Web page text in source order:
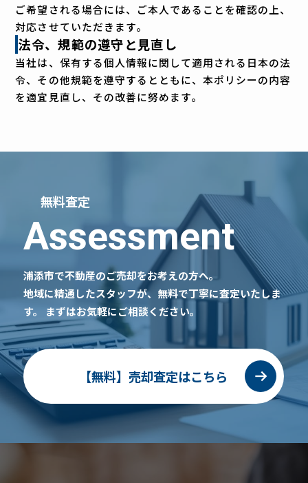
ご希望される場合には、ご本人であることを確認の上、
対応させていただきます。
法令、規範の遵守と見直し
当社は、保有する個人情報に関して適用される日本の法
令、その他規範を遵守するとともに、本ポリシーの内容
を適宜見直し、その改善に努めます。
無料査定
Assessment
浦添市で不動産のご売却をお考えの方へ。
地域に精通したスタッフが、無料で丁寧に査定いたしま
す。
まずはお気軽にご相談ください。
【無料】売却査定はこちら